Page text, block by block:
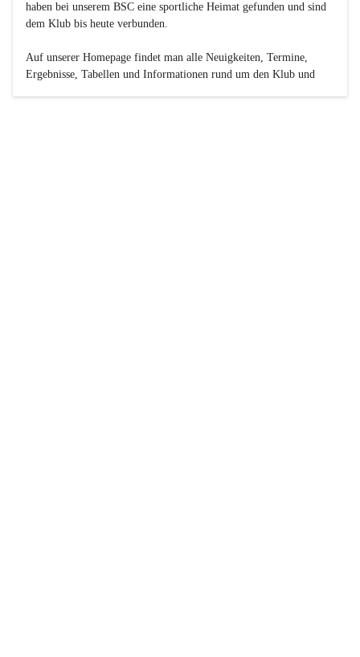
haben bei unserem BSC eine sportliche Heimat gefunden und sind
dem Klub bis heute verbunden.
Auf unserer Homepage findet man alle Neuigkeiten, Termine,
Ergebnisse, Tabellen und Informationen rund um den Klub und